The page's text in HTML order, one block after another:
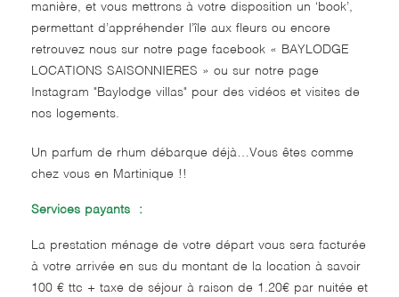
manière, et vous mettrons à votre disposition un ‘book’,
permettant d’appréhender l’île aux fleurs ou encore
retrouvez nous sur notre page facebook « BAYLODGE
LOCATIONS SAISONNIERES » ou sur notre page
Instagram "Baylodge villas" pour des vidéos et visites de
nos logements.
Un parfum de rhum débarque déjà…Vous êtes comme
chez vous en Martinique !!
Services payants :
La prestation ménage de votre départ vous sera facturée
à votre arrivée en sus du montant de la location à savoir
100 € ttc + taxe de séjour à raison de 1.20€ par nuitée et